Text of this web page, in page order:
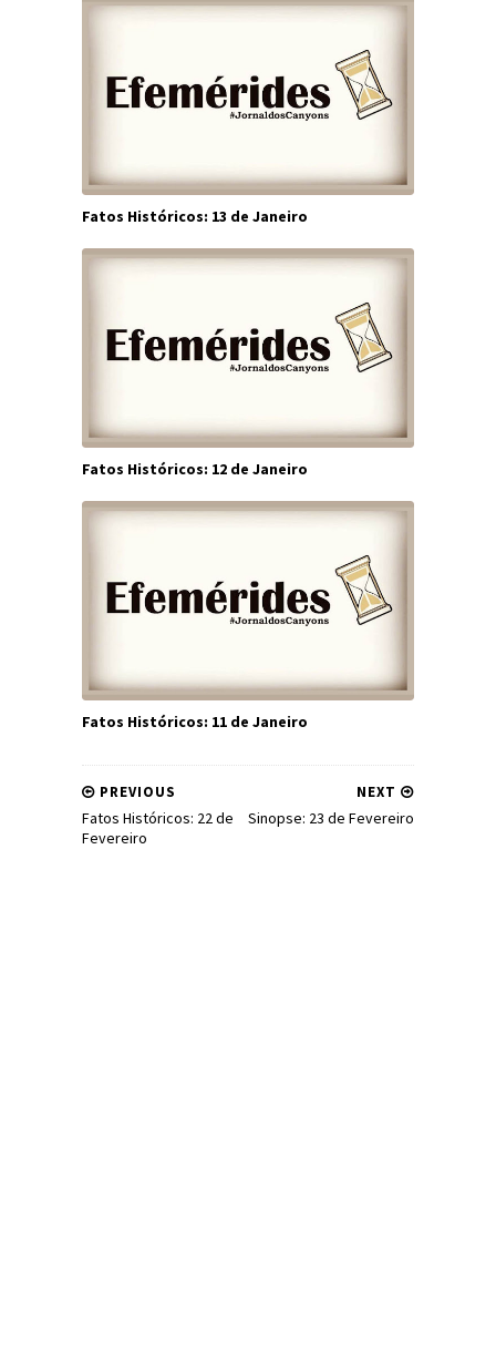
Fatos Históricos: 13 de Janeiro
Fatos Históricos: 12 de Janeiro
Fatos Históricos: 11 de Janeiro
NEXT
Sinopse: 23 de Fevereiro
PREVIOUS
Fatos Históricos: 22 de
Fevereiro